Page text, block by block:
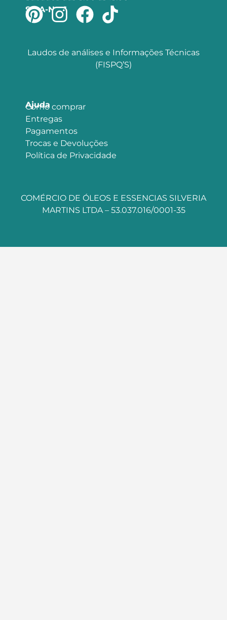
SIGA-NOS
Laudos de análises e Informações Técnicas
(FISPQ’S)
Ajuda
Como comprar
Entregas
Pagamentos
Trocas e Devoluções
Política de Privacidade
COMÉRCIO DE ÓLEOS E ESSENCIAS SILVERIA
MARTINS LTDA – 53.037.016/0001-35